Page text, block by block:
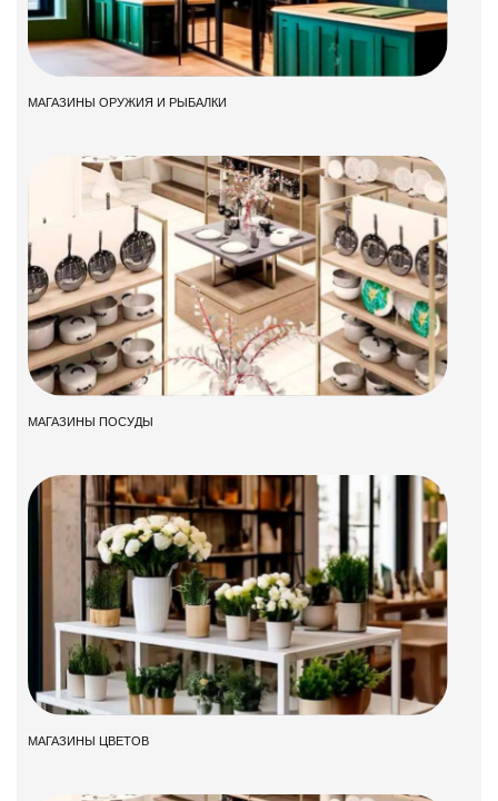
МАГАЗИНЫ ОРУЖИЯ И РЫБАЛКИ
МАГАЗИНЫ ПОСУДЫ
МАГАЗИНЫ ЦВЕТОВ